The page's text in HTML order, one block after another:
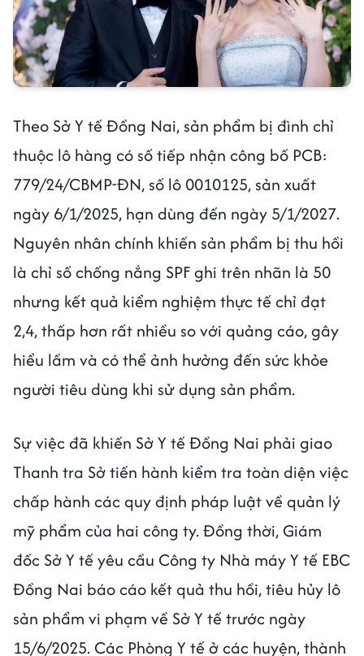
Theo Sở Y tế Đồng Nai, sản phẩm bị đình chỉ
thuộc lô hàng có số tiếp nhận công bố PCB:
779/24/CBMP-ĐN, số lô 0010125, sản xuất
ngày 6/1/2025, hạn dùng đến ngày 5/1/2027.
Nguyên nhân chính khiến sản phẩm bị thu hồi
là chỉ số chống nắng SPF ghi trên nhãn là 50
nhưng kết quả kiểm nghiệm thực tế chỉ đạt
2,4, thấp hơn rất nhiều so với quảng cáo, gây
hiểu lầm và có thể ảnh hưởng đến sức khỏe
người tiêu dùng khi sử dụng sản phẩm.
Sự việc đã khiến Sở Y tế Đồng Nai phải giao
Thanh tra Sở tiến hành kiểm tra toàn diện việc
chấp hành các quy định pháp luật về quản lý
mỹ phẩm của hai công ty. Đồng thời, Giám
đốc Sở Y tế yêu cầu Công ty Nhà máy Y tế EBC
Đồng Nai báo cáo kết quả thu hồi, tiêu hủy lô
sản phẩm vi phạm về Sở Y tế trước ngày
15/6/2025. Các Phòng Y tế ở các huyện, thành